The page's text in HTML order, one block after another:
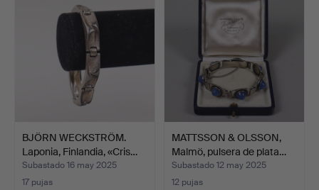
BJÖRN WECKSTRÖM.
Laponia, Finlandia, «Cris…
Subastado 16 may 2025
17 pujas
MATTSSON & OLSSON,
Malmö, pulsera de plata…
Subastado 12 may 2025
12 pujas